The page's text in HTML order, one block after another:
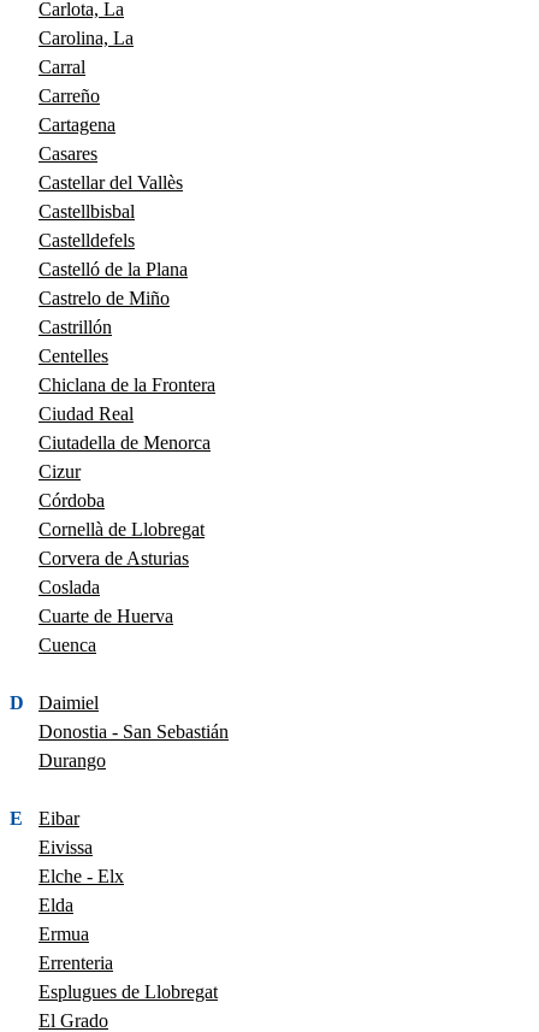
Carlota, La
Carolina, La
Carral
Carreño
Cartagena
Casares
Castellar del Vallès
Castellbisbal
Castelldefels
Castelló de la Plana
Castrelo de Miño
Castrillón
Centelles
Chiclana de la Frontera
Ciudad Real
Ciutadella de Menorca
Cizur
Córdoba
Cornellà de Llobregat
Corvera de Asturias
Coslada
Cuarte de Huerva
Cuenca
D
Daimiel
Donostia - San Sebastián
Durango
E
Eibar
Eivissa
Elche - Elx
Elda
Ermua
Errenteria
Esplugues de Llobregat
El Grado